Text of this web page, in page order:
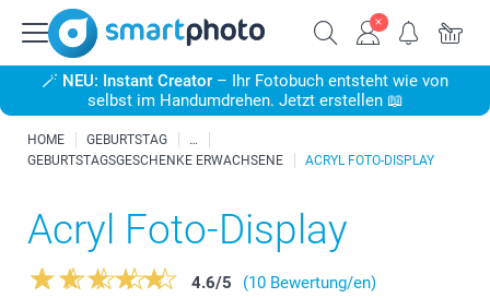
🪄 NEU: Instant Creator – Ihr Fotobuch entsteht wie von
selbst im Handumdrehen. Jetzt erstellen 📖
HOME
GEBURTSTAG
GEBURTSTAGSGESCHENKE ERWACHSENE
ACRYL FOTO-DISPLAY
Acryl Foto-Display
4.6/5
(10 Bewertung/en)